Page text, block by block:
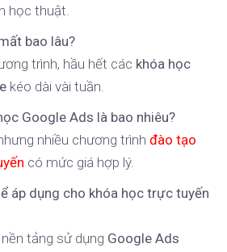
học thuật.
bao lâu?
trình, hầu hết các khóa học
kéo dài vài tuần.
Google Ads là bao nhiêu?
nhiều chương trìnhđào tạo
có mức giá hợp lý.
áp dụng cho khóa học trực tuyến
tảng sử dụng Google Ads